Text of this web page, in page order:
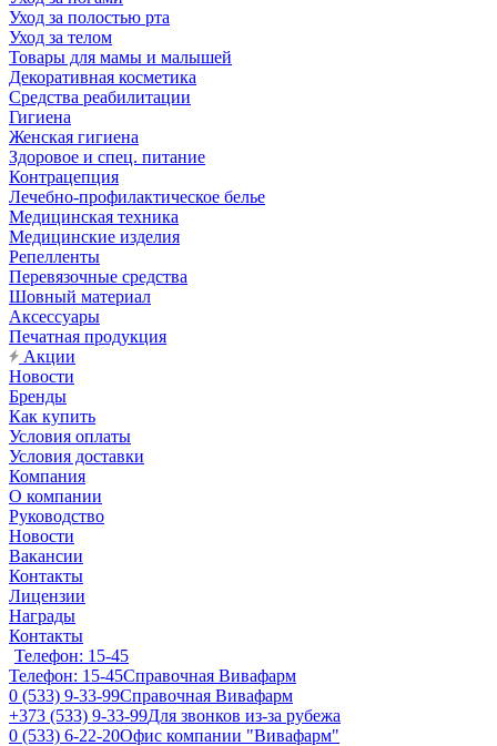
Уход за полостью рта
Уход за телом
Товары для мамы и малышей
Декоративная косметика
Средства реабилитации
Гигиена
Женская гигиена
Здоровое и спец. питание
Контрацепция
Лечебно-профилактическое белье
Медицинская техника
Медицинские изделия
Репелленты
Перевязочные средства
Шовный материал
Аксессуары
Печатная продукция
Акции
Новости
Бренды
Как купить
Условия оплаты
Условия доставки
Компания
О компании
Руководство
Новости
Вакансии
Контакты
Лицензии
Награды
Контакты
Телефон: 15-45
Телефон: 15-45Справочная Вивафарм
0 (533) 9-33-99Справочная Вивафарм
+373 (533) 9-33-99Для звонков из-за рубежа
0 (533) 6-22-20Офис компании "Вивафарм"